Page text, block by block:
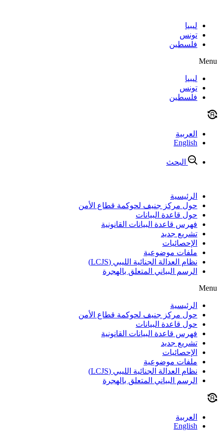
contentليبيا
تونس
فلسطين
Menu
ليبيا
تونس
فلسطين
العربية
English
البحث
الرئيسية
حول مركز جنيف لحوكمة قطاع الأمن
حول قاعدة البيانات
فهرس قاعدة البيانات القانونية
تشريع جديد
الإحصائيات
ملفات موضوعية
نظام العدالة الجنائية الليبي (LCJS)
الرسم البياني المتعلق بالهجرة
Menu
الرئيسية
حول مركز جنيف لحوكمة قطاع الأمن
حول قاعدة البيانات
فهرس قاعدة البيانات القانونية
تشريع جديد
الإحصائيات
ملفات موضوعية
نظام العدالة الجنائية الليبي (LCJS)
الرسم البياني المتعلق بالهجرة
العربية
English